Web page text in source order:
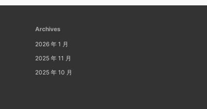
Archives
2026 年 1 月
2025 年 11 月
2025 年 10 月